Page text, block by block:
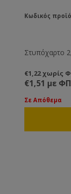
Κωδικός
Στυπόχαρτο
€1,22 χωρίς
€1,51 με
Σε Απόθεμα